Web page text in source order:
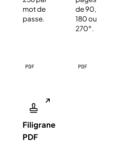
mot de
passe.
PDF
de 90,
180 ou
270°.
PDF
Filigrane
PDF